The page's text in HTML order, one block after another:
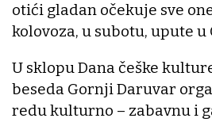
otići gladan očekuje sve
kolovoza, u subotu, upute
U sklopu Dana češke
beseda Gornji Daruvar
redu kulturno – zabavnu i